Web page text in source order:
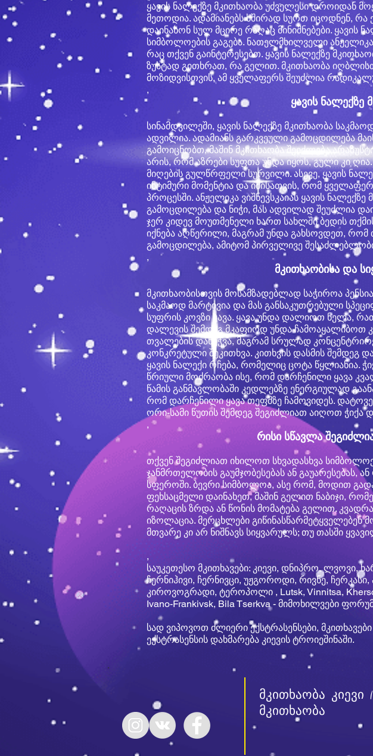
ყავის ნალექზე მკითხაობა უძველესი
მეთოდია. ადამიანებს ხშირად სურთ იცოდნენ,
დაინახონ სულ მცირე რაღაც მინიშნებები. ყავის
სიმბოლოების გაგება. ნათელმხილველი
რაც თქვენ გაინტერესებთ. ყავის ნალექზე
ზუსტად გითხრათ, რა გელით. მკითხაობა
მოზიდვისთვის, ამ ყველაფერს შეუძლია
,
ყავის ნალექზე
სინამდვილეში, ყავის ნალექზე მკითხაობა
ადვილია. ადამიანს გარკვეული გამოცდილება
გამოიცნობთ, მაშინ მკითხაობა შეიძლება
არის, რომ აზრები სუფთა უნდა იყოს, გული კი
მიღების გულწრფელი სურვილი. ასევე, ყავის
ინტიმური მომენტია და იმისათვის, რომ
პროცესში. ანჟელიკა ვიშნევსკაიას ყავის
გამოცდილება და ნიჭი, მას ადვილად შეუძლია
ჯერ კიდევ მოუთმენელი ხართ სახლში ბედის
იქნება აღწერილი, მაგრამ უნდა გახსოვდეთ, რომ
გამოცდილება, ამიტომ პირველივე
,
მკითხაობისა და
მკითხაობისთვის მოსამზადებლად საჭიროა
საკმაოდ მარტივია და მას განსაკუთრებული
სუფრის კოვზი ყავა. ყავა უნდა დალიოთ ნელა,
დალევის შემდეგ მკაფიოდ უნდა ჩამოაყალიბოთ
თვალების დახუჭვა, მაგრამ სრულად
კონკრეტული შეკითხვა. კითხვის დასმის
ყავის ნალექი რჩება, რომელიც ცოტა წყლიანია.
წრიული მოძრაობა ისე, რომ დარჩენილი ყავა
წამის განმავლობაში კედლებზე ენერგიულად
რომ დარჩენილი ყავა თეფშზე ჩამოვიდეს.
ორი-სამი წუთის შემდეგ შეგიძლიათ აიღოთ ჭიქა
,
რისი სწავლა
თქვენ შეგიძლიათ იხილოთ სხვადასხვა
ჯანმრთელობის გაუმჯობესებას ან გაუარესებას,
სფეროში. ბევრი სიმბოლოა, ასე რომ, მოდით
ფეხსაცმელი დაინახეთ, მაშინ გელით ნაბიჯი,
რაღაცის ზრდა ან წონის მომატება გელით.
იზოლაცია. მერცხლები გიწინასწარმეტყველებენ
მთვარე კი არ ნიშნავს სიყვარულს; თუ თასში
,
საუკეთესო მკითხავები: კიევი, დნიპრო, ლვოვი,
ჩერნიჰივი, ჩერნივცი, უჟგოროდი, რივნე,
კიროვოგრადი, ტეროპოლი , Lutsk, Vinnitsa,
Ivano-Frankivsk, Bila Tserkva - მიმოხილვები
სად ვიპოვოთ ძლიერი ექსტრასენსები,
ექსტრასენსის დახმარება კიევის ტროიეშინაში.
მკითხაობა
მკითხაობა